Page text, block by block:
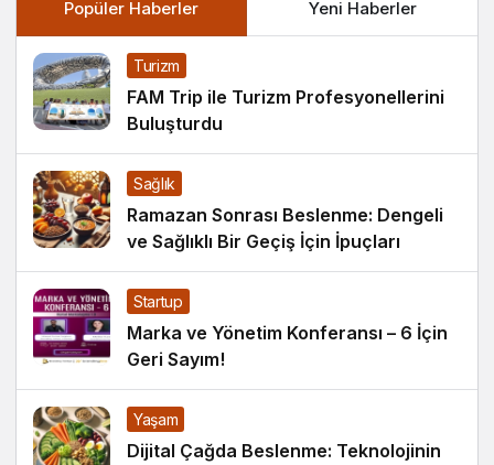
Popüler Haberler Yeni Haberler
Turizm
FAM Trip ile Turizm Profesyonellerini
Buluşturdu
Sağlık
Ramazan Sonrası Beslenme: Dengeli
ve Sağlıklı Bir Geçiş İçin İpuçları
Startup
Marka ve Yönetim Konferansı – 6 İçin
Geri Sayım!
Yaşam
Dijital Çağda Beslenme: Teknolojinin